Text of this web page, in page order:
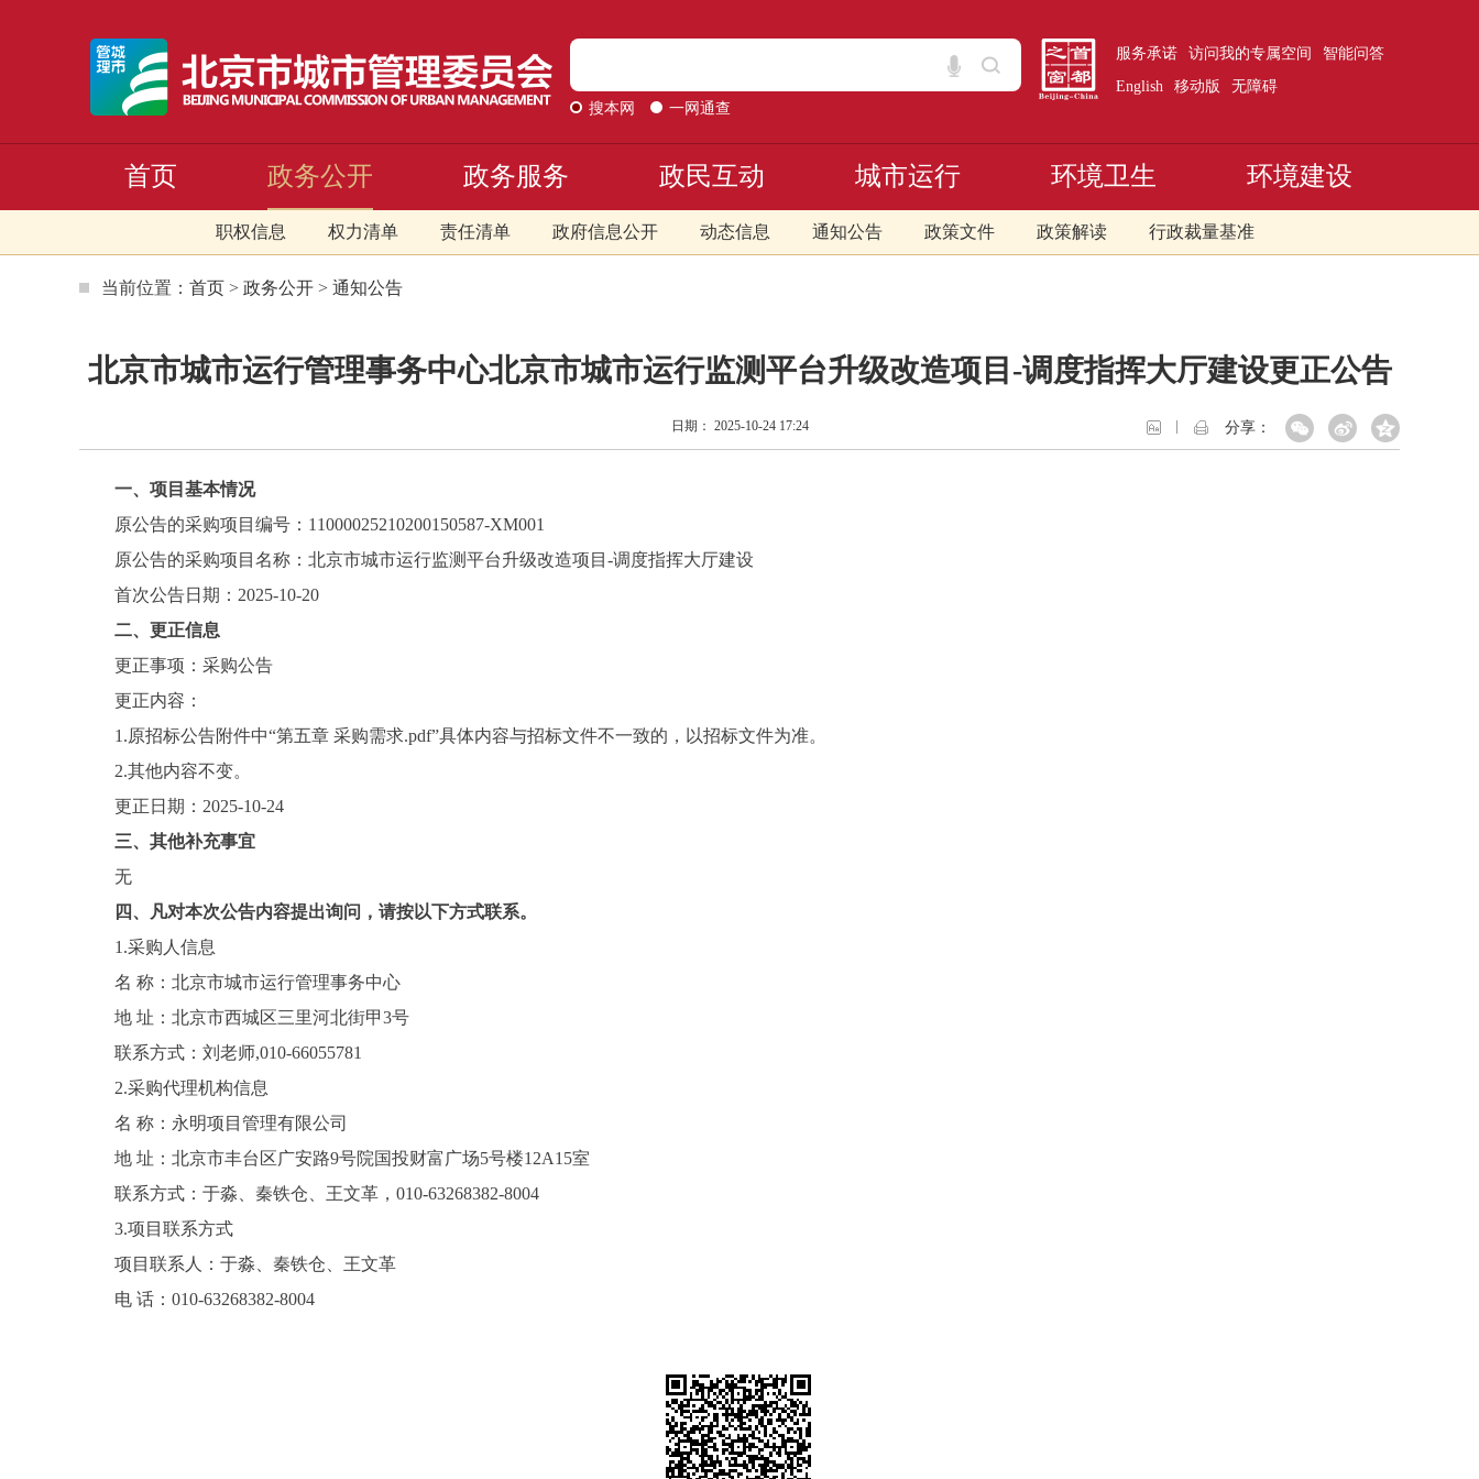
搜本网 一网通查
服务承诺 访问我的专属空间
智能问答
English
移动版 无障碍
首页 政务公开
职权信息 权力清单 责任清单 政府信息公开 动态信息 通知公告 政策文件 政策解读 行政裁量基准
政务服务 政民互动 城市运行 环境卫生 环境建设
当前位置： 首页 > 政务公开 > 通知公告
北京市城市运行管理事务中心北京市城市运行监测平台升级改造项目-调度指挥大厅建设更正公告
日期： 2025-10-24 17:24 分享：
一、项目基本情况
原公告的采购项目编号：11000025210200150587-XM001
原公告的采购项目名称：北京市城市运行监测平台升级改造项目-调度指挥大厅建设
首次公告日期：2025-10-20
二、更正信息
更正事项：采购公告
更正内容：
1.原招标公告附件中“第五章 采购需求.pdf”具体内容与招标文件不一致的，以招标文件为准。
2.其他内容不变。
更正日期：2025-10-24
三、其他补充事宜
无
四、凡对本次公告内容提出询问，请按以下方式联系。
1.采购人信息
名 称：北京市城市运行管理事务中心
地 址：北京市西城区三里河北街甲3号
联系方式：刘老师,010-66055781
2.采购代理机构信息
名 称：永明项目管理有限公司
地 址：北京市丰台区广安路9号院国投财富广场5号楼12A15室
联系方式：于淼、秦铁仓、王文革，010-63268382-8004
3.项目联系方式
项目联系人：于淼、秦铁仓、王文革
电 话：010-63268382-8004